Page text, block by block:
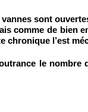
sont
comme de bien
chronique l’est
le